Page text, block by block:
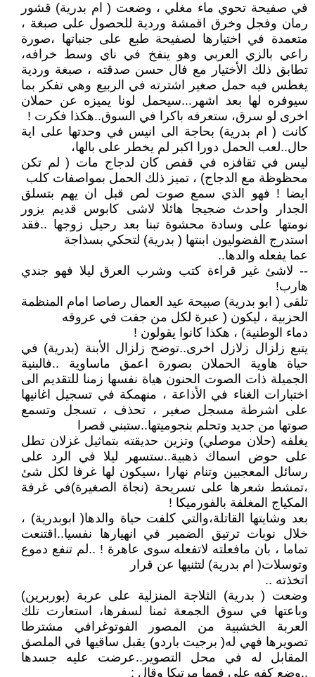
في صفيحة تحوي ماء مغلي ، وضعت ( ام بدرية) قشور
رمان وفجل وخرق اقمشة وردية للحصول على صبغة ،
متعمدة في اختيارها لصفيحة طبع على جنباتها ،صورة
راعي بالزي العربي وهو ينفخ في ناي وسط خرافه،
تطابق ذلك الأختيار مع فال حسن صدقته ، صبغة وردية
يغطس فيه حمل صغير اشترته في الربيع وهي تفكر بما
سيوفره لها بعد اشهر...سيحمل لونا يميزه عن حملان
اخرى لو سرق، ستعرفه باكرا في السوق..هكذا فكرت !
كانت ( ام بدرية) بحاجة الى انيس في وحدتها على اية
حال..لعب الحمل دورا اكبر لم يخطر على بالها،
ليس في تقافزه في قفص كان لدجاج مات ( لم تكن
محظوظة مع الدجاج) ، تميز ذلك الحمل بمواصفات كلب
ايضا ! فهو الذي سمع صوت لص قبل ان يهم بتسلق
الجدار واحدث ضجيجا هائلا لاشى كابوس قديم يزور
نومتها على وسادة محشوة تبنا بعد رحيل زوجها ..فقد
استدرج الفضوليون ابنتها ( بدرية) لتحكي بسذاجة
عما يفعله والدها..
-- لاشئ غير قراءة كتب وشرب العرق ليلا فهو جندي
هارب!
تلقى ( ابو بدرية) صبيحة عيد العمال رصاصا امام المنظمة
الحزبية ، ليكون ( عبرة لكل من جفت في عروقه
دماء الوطنية) ، هكذا كانوا يقولون !
يتبع زلزال زلازل اخرى..توضح زلزال الأبنة (بدرية) في
حياة هاوية الحملان بصورة اعمق ماساوية ..فالبنية
الجميلة ذات الصوت الحنون هياة نفسها زمنا للتقديم الى
اختبارات الغناء في الأذاعة ، منهمكة في تسجيل اغانيها
على اشرطة مسجل صغير ، تحذف ، تسجل وتسمع
صوتها من جديد وتحلم بنجوميتها..ستبني قصرا
يغلفه (حلان موصلي) وتزين حديقته بتماثيل غزلان تطل
على حوض اسماك ذهبية..ستسهر ليلا في الرد على
رسائل المعجبين وتنام نهارا ،سيكون لها غرفا لكل شئ
،تمشط شعرها على تسريحة (نجاة الصغيرة)في غرفة
المكياج المغلفة بالفورميكا !
بعد وشايتها القاتلة،والتي كلفت حياة والدها( ابوبدرية) ،
خلال نوبات ترتيق الضمير في انهيارها نفسيا..اقتنعت
تماما ، بان مافعلته لاتفعله سوى عاهرة ! ..لم تنفع دموع
وتوسلات( ام بدرية) لتثنيها عن قرار
اتخذته ..
وضعت ( بدرية) الثلاجة المنزلية على عربة (بوربرين)
وباعتها في سوق الجمعة ثمنا لسفرها، استعارت تلك
العربة الخشبية من المصور الفوتوغرافي مشترطا
تصويرها فهي له( برجيت باردو) يقبل ساقيها في الملصق
المقابل له في محل التصوير..عرضت عليه جسدها
..وضع كفه على فمها مرتبكا وقال :